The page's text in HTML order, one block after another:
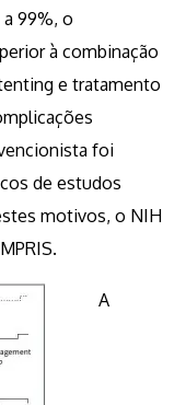
99%, o
à combinação
e tratamento
foi
de estudos
motivos, o NIH
A